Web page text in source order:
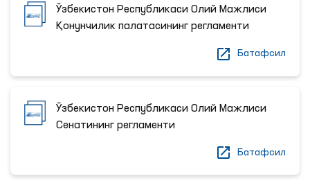
Ўзбекистон Республикаси Олий Мажлиси
Қонунчилик палатасининг регламенти
Батафсил
Ўзбекистон Республикаси Олий Мажлиси
Сенатининг регламенти
Батафсил